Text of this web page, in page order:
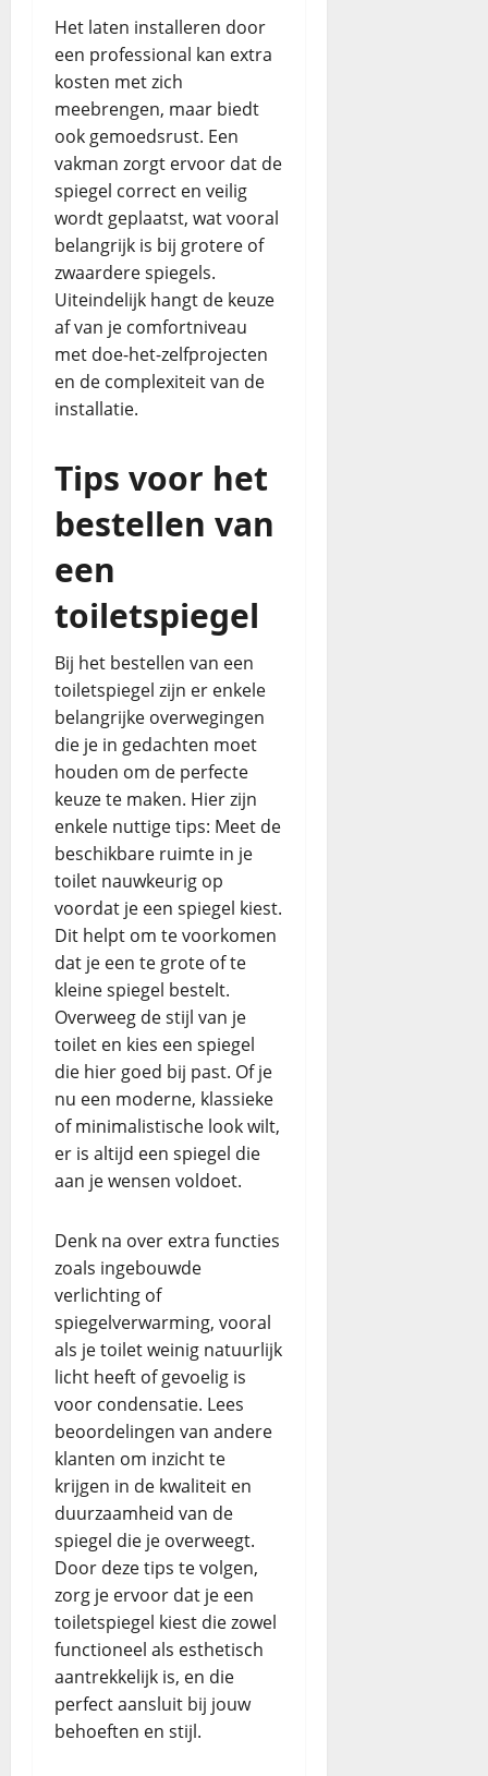
Het laten installeren door
een professional kan extra
kosten met zich
meebrengen, maar biedt
ook gemoedsrust. Een
vakman zorgt ervoor dat de
spiegel correct en veilig
wordt geplaatst, wat vooral
belangrijk is bij grotere of
zwaardere spiegels.
Uiteindelijk hangt de keuze
af van je comfortniveau
met doe-het-zelfprojecten
en de complexiteit van de
installatie.
Tips voor het
bestellen van
een
toiletspiegel
Bij het bestellen van een
toiletspiegel zijn er enkele
belangrijke overwegingen
die je in gedachten moet
houden om de perfecte
keuze te maken. Hier zijn
enkele nuttige tips: Meet de
beschikbare ruimte in je
toilet nauwkeurig op
voordat je een spiegel kiest.
Dit helpt om te voorkomen
dat je een te grote of te
kleine spiegel bestelt.
Overweeg de stijl van je
toilet en kies een spiegel
die hier goed bij past. Of je
nu een moderne, klassieke
of minimalistische look wilt,
er is altijd een spiegel die
aan je wensen voldoet.
Denk na over extra functies
zoals ingebouwde
verlichting of
spiegelverwarming, vooral
als je toilet weinig natuurlijk
licht heeft of gevoelig is
voor condensatie. Lees
beoordelingen van andere
klanten om inzicht te
krijgen in de kwaliteit en
duurzaamheid van de
spiegel die je overweegt.
Door deze tips te volgen,
zorg je ervoor dat je een
toiletspiegel kiest die zowel
functioneel als esthetisch
aantrekkelijk is, en die
perfect aansluit bij jouw
behoeften en stijl.